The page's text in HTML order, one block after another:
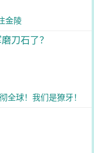
金陵
刀石了？
全球！我们是獠牙！